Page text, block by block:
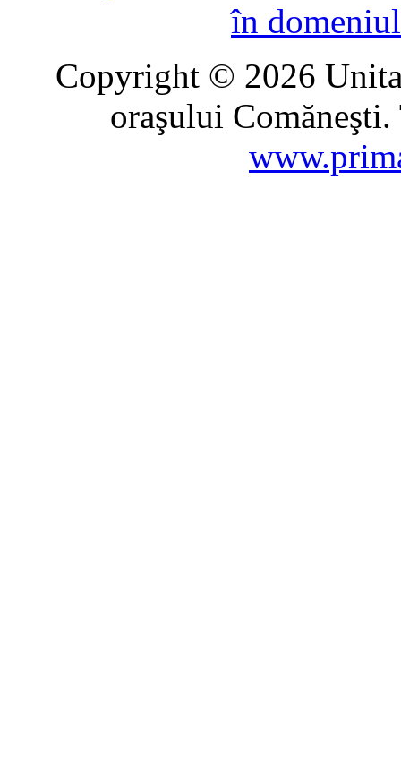
în
Copyright © 2026
oraşului